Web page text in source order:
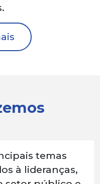
temas
à lideranças,